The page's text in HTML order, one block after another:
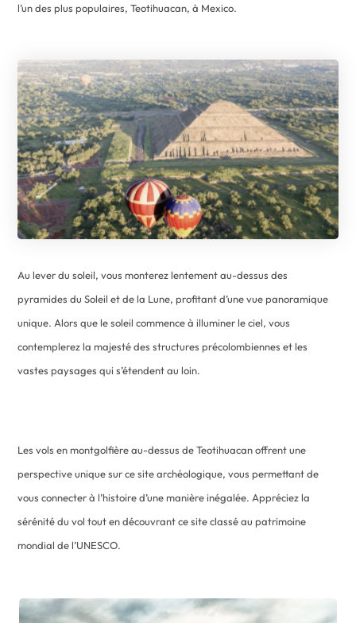
l’un des plus populaires, Teotihuacan, à Mexico.
Au lever du soleil, vous monterez lentement au-dessus des
pyramides du Soleil et de la Lune, profitant d’une vue panoramique
unique. Alors que le soleil commence à illuminer le ciel, vous
contemplerez la majesté des structures précolombiennes et les
vastes paysages qui s’étendent au loin.
Les vols en montgolfière au-dessus de Teotihuacan offrent une
perspective unique sur ce site archéologique, vous permettant de
vous connecter à l’histoire d’une manière inégalée. Appréciez la
sérénité du vol tout en découvrant ce site classé au patrimoine
mondial de l’UNESCO.